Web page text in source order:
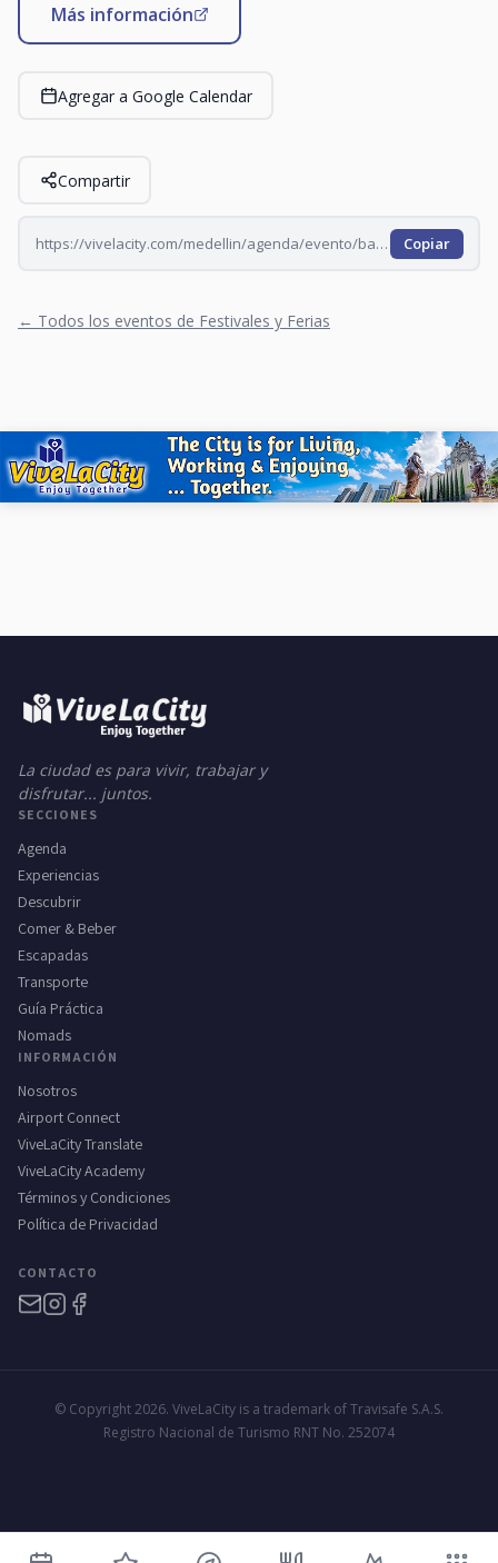
Más información
Agregar a Google Calendar
Compartir
https://vivelacity.com/medellin/agenda/evento/bazar-de-la-villa Copiar
← Todos los eventos de Festivales y Ferias
La ciudad es para vivir, trabajar y
disfrutar... juntos.
SECCIONES
Agenda
Experiencias
Descubrir
Comer & Beber
Escapadas
Transporte
Guía Práctica
Nomads
INFORMACIÓN
Nosotros
Airport Connect
ViveLaCity Translate
ViveLaCity Academy
Términos y Condiciones
Política de Privacidad
CONTACTO
© Copyright 2026. ViveLaCity is a trademark of Travisafe S.A.S.
Registro Nacional de Turismo RNT No. 252074